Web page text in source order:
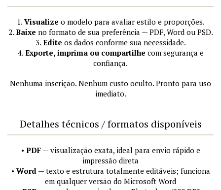
1. Visualize o modelo para avaliar estilo e proporções.
2. Baixe no formato de sua preferência — PDF, Word ou PSD.
3. Edite os dados conforme sua necessidade.
4. Exporte, imprima ou compartilhe com segurança e
confiança.
Nenhuma inscrição. Nenhum custo oculto. Pronto para uso
imediato.
Detalhes técnicos / formatos disponíveis
• PDF— visualização exata, ideal para envio rápido e
impressão direta
• Word — texto e estrutura totalmente editáveis; funciona
em qualquer versão do Microsoft Word